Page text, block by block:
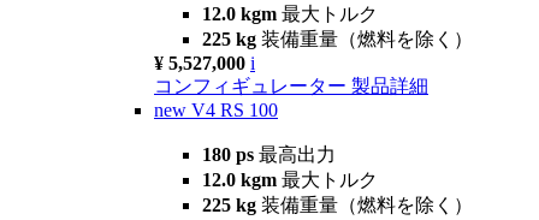
12.0 kgm 最大トルク
225 kg 装備重量（燃料を除く）
¥ 5,527,000 i
コンフィギュレーター 製品詳細
new V4 RS 100
180 ps 最高出力
12.0 kgm 最大トルク
225 kg 装備重量（燃料を除く）